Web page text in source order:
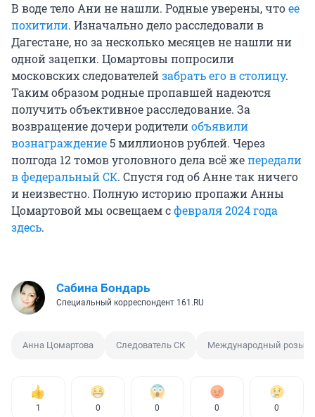
В воде тело Ани не нашли. Родные уверены, чтоее
похитили. Изначально дело расследовали в
Дагестане, но за несколько месяцев не нашли ни
одной зацепки. Цомартовы попросили
московских следователейзабрать его в столицу.
Таким образом родные пропавшей надеются
получить объективное расследование. За
возвращение дочери родителиобъявили
вознаграждение5 миллионоврублей. Через
полгода 12 томов уголовного дела всё жепередали
в федеральный СК. Спустя год об Анне так ничего
и неизвестно. Полную историю пропажи Анны
Цомартовой мы освещаем сфевраля 2024 года
здесь.
Сабина Бондарь
Специальный корреспондент 161.RU
Анна Цомартова Следователь СК Международный розыск
1 0 0 0 0